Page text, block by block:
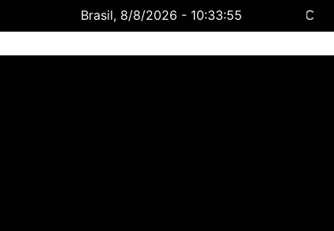
Brasil, 8/8/2026 - 10:33:56
Rondonia 8 Ago